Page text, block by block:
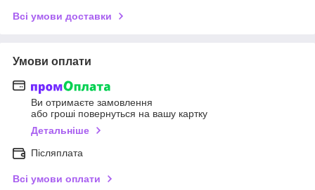
Всі умови доставки
Умови оплати
Ви отримаєте замовлення
або гроші повернуться на вашу картку
Детальніше
Післяплата
Всі умови оплати